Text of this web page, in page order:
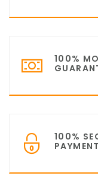
100%
100%
PAYMENT